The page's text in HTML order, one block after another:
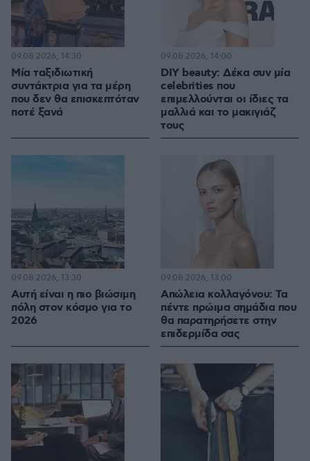
Μία ταξιδιωτική
συντάκτρια για τα μέρη
που δεν θα επισκεπτόταν
ποτέ ξανά
09.08.2026, 14:30
DIY beauty: Δέκα συν μία
celebrities που
επιμελλούνται οι ίδιες τα
μαλλιά και το μακιγιάζ
τους
09.08.2026, 14:00
Αυτή είναι η πιο βιώσιμη
πόλη στον κόσμο για το
2026
09.08.2026, 13:30
Απώλεια κολλαγόνου: Τα
πέντε πρώιμα σημάδια που
θα παρατηρήσετε στην
επιδερμίδα σας
09.08.2026, 13:00